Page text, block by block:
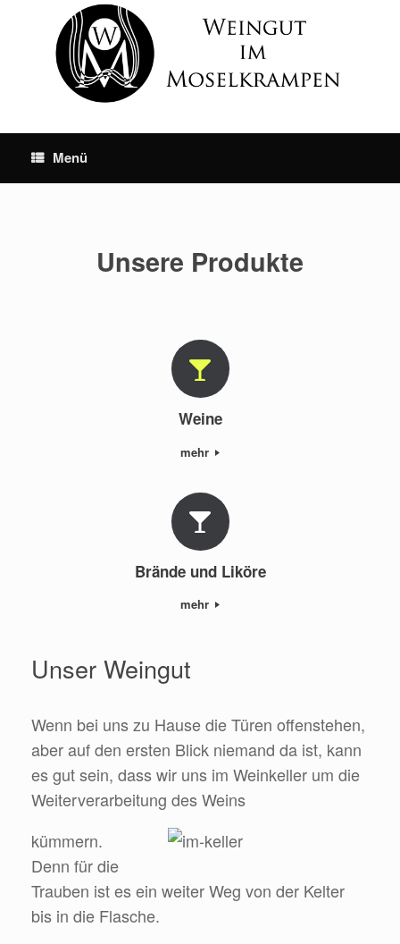
Menü
Unsere Produkte
Weine
mehr
Brände und Liköre
mehr
Unser Weingut
Wenn bei uns zu Hause die Türen offenstehen,
aber auf den ersten Blick niemand da ist, kann
es gut sein, dass wir uns im Weinkeller um die
Weiterverarbeitung des Weins
kümmern.
Denn für die
Trauben ist es ein weiter Weg von der Kelter
bis in die Flasche.